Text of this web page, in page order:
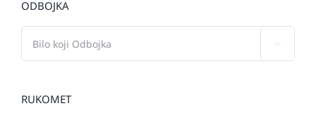
ODBOJKA
RUKOMET